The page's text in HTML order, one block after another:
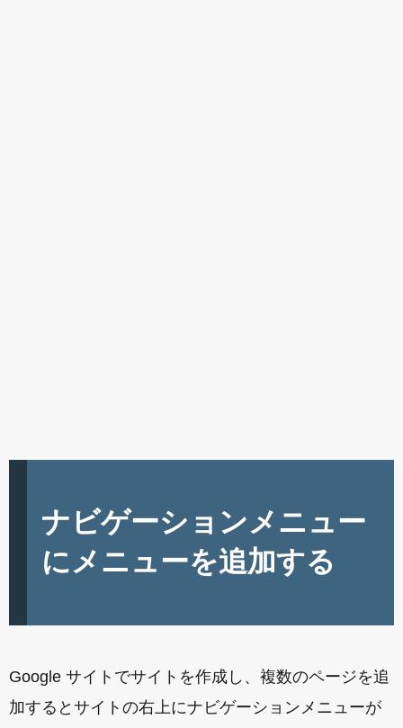
ナビゲーションメニュー
にメニューを追加する
Google サイトでサイトを作成し、複数のページを追
加するとサイトの右上にナビゲーションメニューが